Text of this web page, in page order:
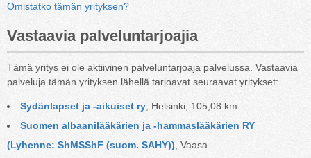
Omistatko tämän yrityksen?
Vastaavia palveluntarjoajia
Tämä yritys ei ole aktiivinen palveluntarjoaja palvelussa. Vastaavia
palveluja tämän yrityksen lähellä tarjoavat seuraavat yritykset:
Sydänlapset ja -aikuiset ry , Helsinki, 105,08 km
Suomen albaanilääkärien ja -hammaslääkärien RY
(Lyhenne: ShMSShF (suom. SAHY)) , Vaasa